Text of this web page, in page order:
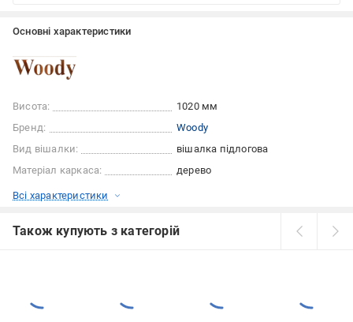
Основні характеристики
Висота:
1020 мм
Бренд:
Woody
Вид вішалки:
вішалка підлогова
Матеріал каркаса:
дерево
Всі характеристики
Також купують з категорій